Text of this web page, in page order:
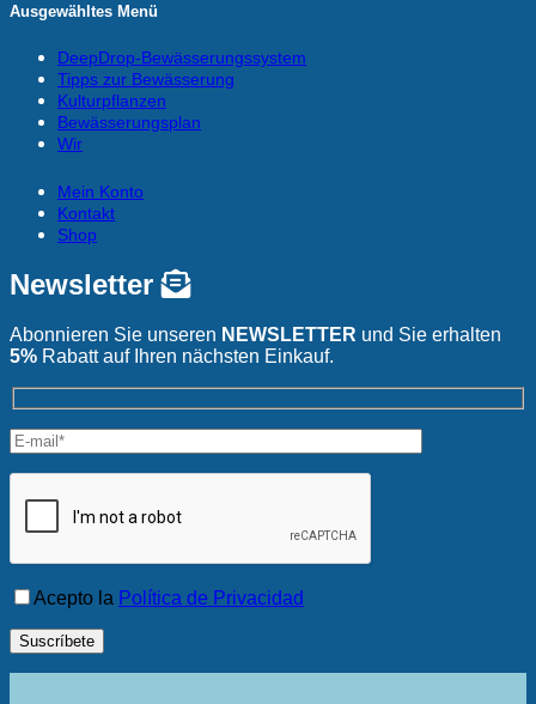
Ausgewähltes Menü
DeepDrop-Bewässerungssystem
Tipps zur Bewässerung
Kulturpflanzen
Bewässerungsplan
Wir
Mein Konto
Kontakt
Shop
Newsletter
Abonnieren Sie unseren NEWSLETTER und Sie erhalten
5% Rabatt auf Ihren nächsten Einkauf.
Acepto la Política de Privacidad